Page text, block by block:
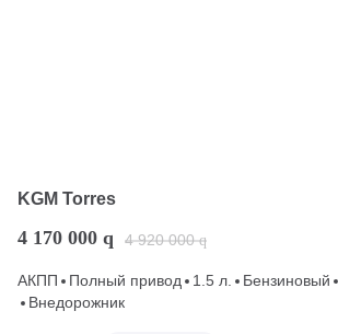
KGM Torres
4 170 000 q 4 920 000 q
АКПП Полный привод 1.5 л. Бензиновый
Внедорожник